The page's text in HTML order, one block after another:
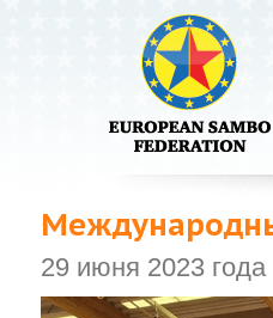
29 июня 2023 года